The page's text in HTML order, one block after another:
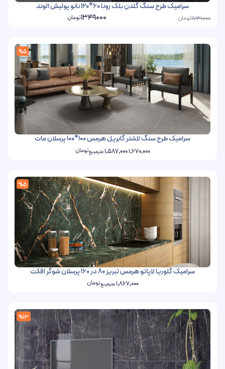
سرامیک طرح سنگ گلدن بلک رونا 60*120 نانو پولیش الوند
1730000تومان 1349000تومان
%5
سرامیک طرح سنگ لاشتر گابریل هرمس 100*100 پرسلان مات
1,670,000
1,587,000مترمربعتومان
%5
سرامیک گلوریا لاپاتو هرمس تبریز 80 در 160 پرسلان شوگر افکت
1,867,000مترمربعتومان
%13